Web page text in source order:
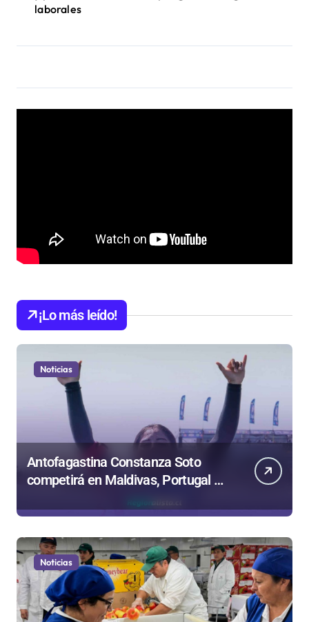
laborales
¡Lo más leído!
Noticias
Antofagastina Constanza Soto
competirá en Maldivas, Portugal y
Brasil por el Tour Mundial de
Bodyboard
Noticias